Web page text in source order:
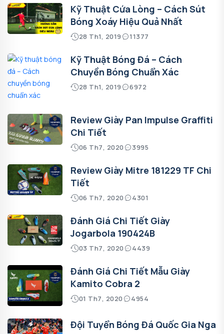
Kỹ Thuật Cứa Lòng – Cách Sút
Bóng Xoáy Hiệu Quả Nhất
28 Th1, 2019 11377
Kỹ Thuật Bóng Đá – Cách
Chuyền Bóng Chuẩn Xác
28 Th1, 2019 6972
Review Giày Pan Impulse Graffiti
Chi Tiết
06 Th7, 2020 3995
Review Giày Mitre 181229 TF Chi
Tiết
06 Th7, 2020 4301
Đánh Giá Chi Tiết Giày
Jogarbola 190424B
03 Th7, 2020 4439
Đánh Giá Chi Tiết Mẫu Giày
Kamito Cobra 2
01 Th7, 2020 4954
Đội Tuyển Bóng Đá Quốc Gia Nga